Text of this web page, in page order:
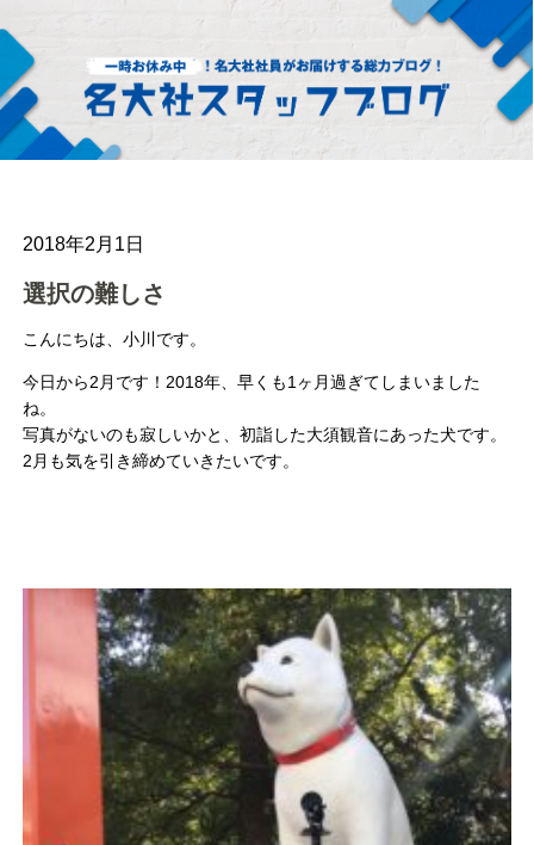
2018年2月1日
選択の難しさ
こんにちは、小川です。
今日から2月です！2018年、早くも1ヶ月過ぎてしまいました
ね。
写真がないのも寂しいかと、初詣した大須観音にあった犬です。
2月も気を引き締めていきたいです。